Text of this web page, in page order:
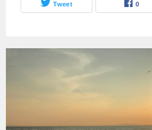
Tweet 0